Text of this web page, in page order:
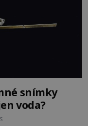
snímky
voda?